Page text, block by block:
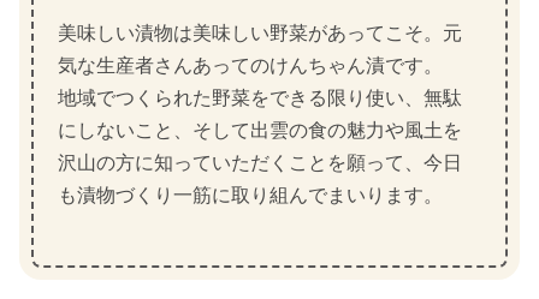
美味しい漬物は美味しい野菜があってこそ。元
気な生産者さんあってのけんちゃん漬です。
地域でつくられた野菜をできる限り使い、無駄
にしないこと、そして出雲の食の魅力や風土を
沢山の方に知っていただくことを願って、今日
も漬物づくり一筋に取り組んでまいります。